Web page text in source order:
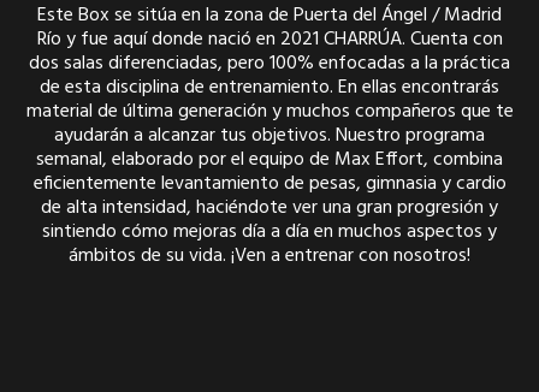
Este Box se sitúa en la zona de Puerta del Ángel / Madrid
Río y fue aquí donde nació en 2021 CHARRÚA. Cuenta con
dos salas diferenciadas, pero 100% enfocadas a la práctica
de esta disciplina de entrenamiento. En ellas encontrarás
material de última generación y muchos compañeros que te
ayudarán a alcanzar tus objetivos. Nuestro programa
semanal, elaborado por el equipo de Max Effort, combina
eficientemente levantamiento de pesas, gimnasia y cardio
de alta intensidad, haciéndote ver una gran progresión y
sintiendo cómo mejoras día a día en muchos aspectos y
ámbitos de su vida. ¡Ven a entrenar con nosotros!